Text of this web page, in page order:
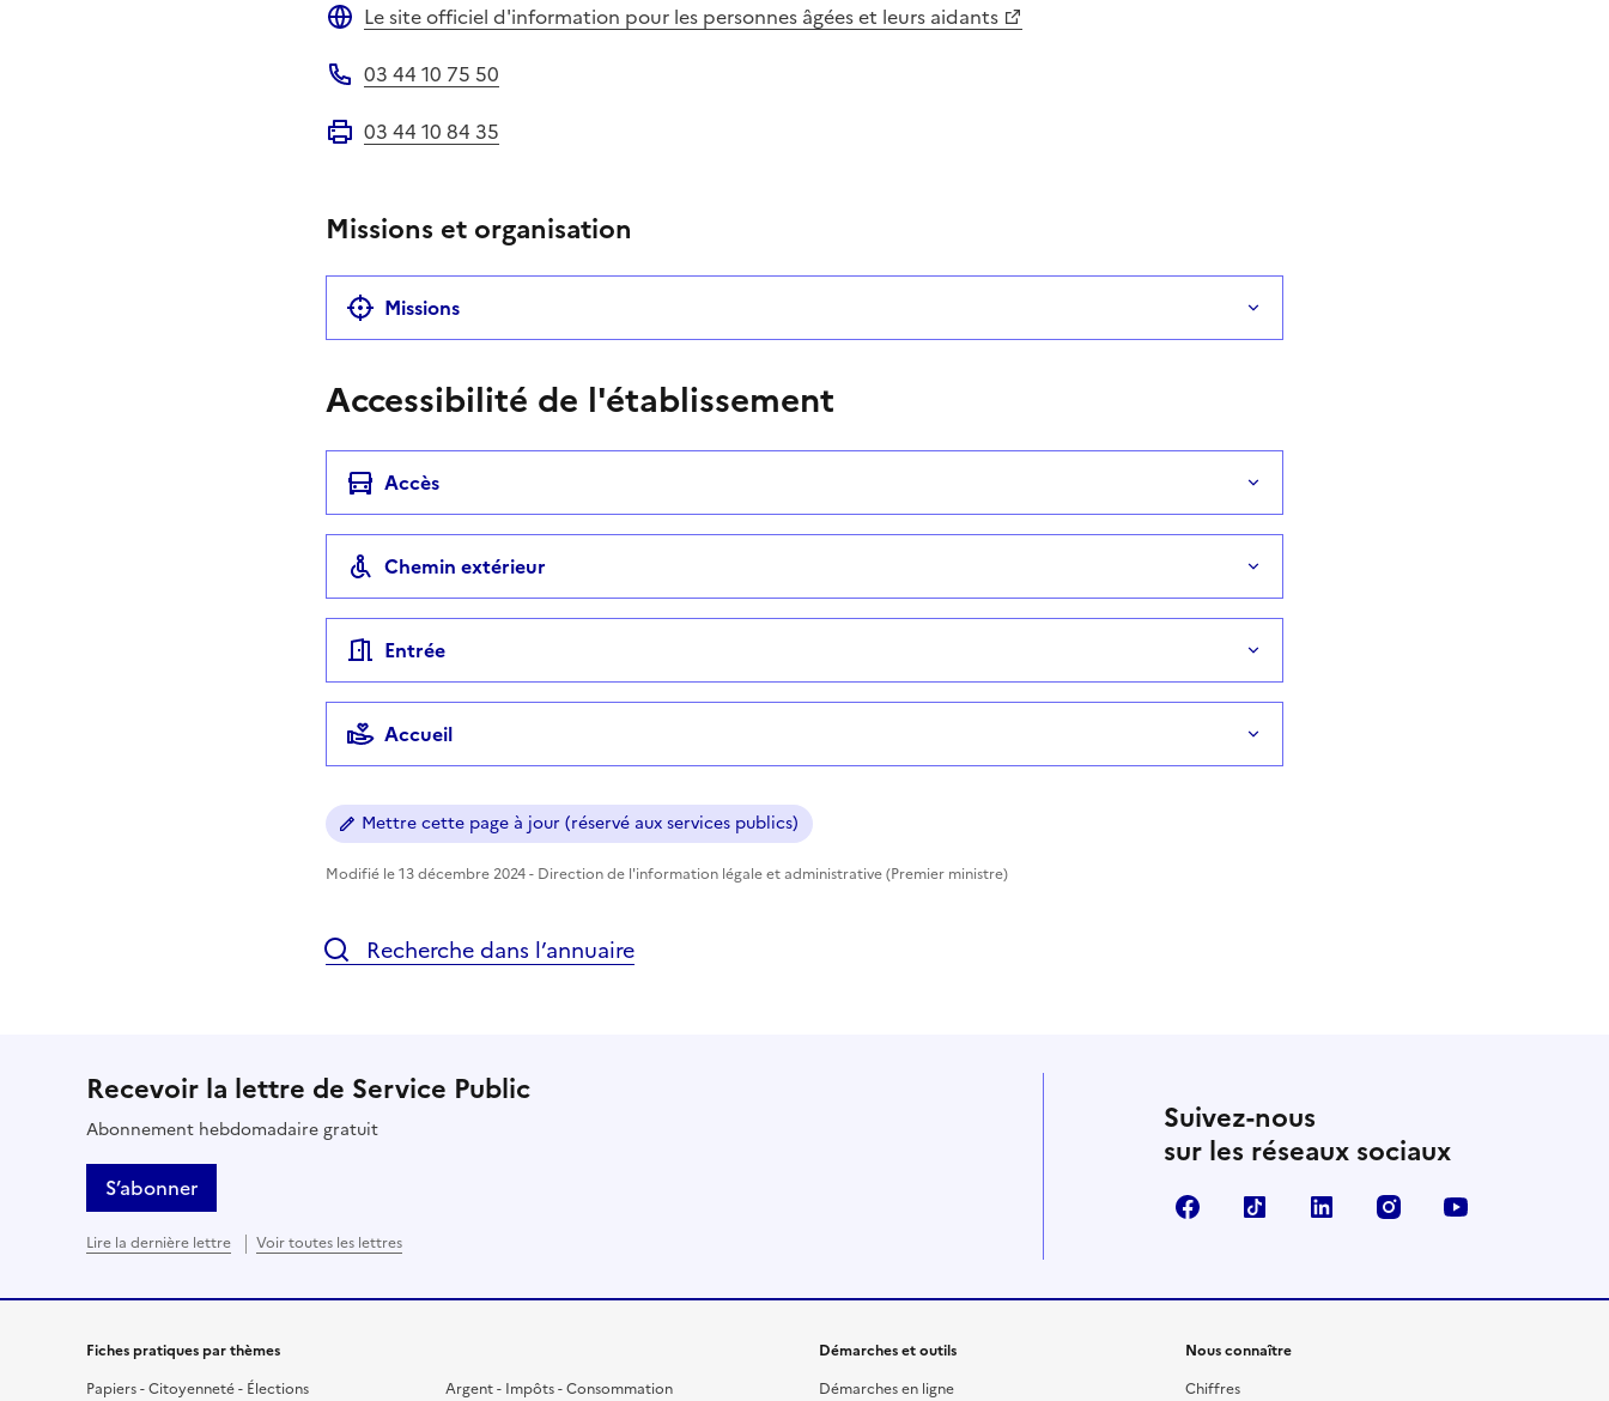
Le site officiel d'information pour les personnes âgées et leurs aidants
03 44 10 75 50
03 44 10 84 35
Missions et organisation
Missions
Accessibilité de l'établissement
Accès
Chemin extérieur
Entrée
Accueil
Mettre cette page à jour (réservé aux services publics)
Modifié le 13 décembre 2024 - Direction de l'information légale et administrative (Premier ministre)
Recherche dans l’annuaire
Recevoir la lettre de Service Public
Abonnement hebdomadaire gratuit
S’abonner
Lire la dernière lettre Voir toutes les lettres
Suivez-nous
sur les réseaux sociaux
FacebookTikTok LinkedIn Instagram
Fiches pratiques par thèmes
Papiers - Citoyenneté - Élections
Argent - Impôts - Consommation
Démarches et outils
Démarches en ligne
Nous connaître
Chiffres